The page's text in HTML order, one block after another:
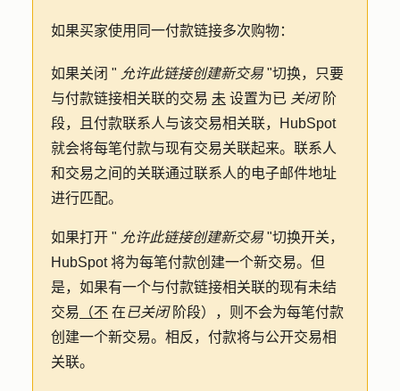
如果买家使用同一付款链接多次购物：
如果关闭 " 允许此链接创建新交易"切换，只要
与付款链接相关联的交易 未 设置为已 关闭阶
段，且付款联系人与该交易相关联，HubSpot
就会将每笔付款与现有交易关联起来。联系人
和交易之间的关联通过联系人的电子邮件地址
进行匹配。
如果打开 " 允许此链接创建新交易"切换开关，
HubSpot 将为每笔付款创建一个新交易。但
是，如果有一个与付款链接相关联的现有未结
交易 （不 在已关闭 阶段），则不会为每笔付款
创建一个新交易。相反，付款将与公开交易相
关联。